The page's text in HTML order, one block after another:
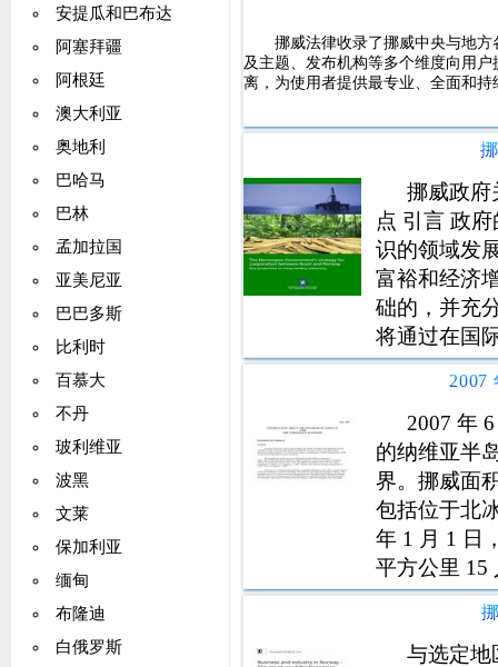
安提瓜和巴布达
阿塞拜疆
阿根廷
澳大利亚
奥地利
巴哈马
巴林
孟加拉国
亚美尼亚
巴巴多斯
比利时
百慕大
不丹
玻利维亚
波黑
文莱
保加利亚
缅甸
布隆迪
白俄罗斯
挪威法律收录了挪威中央与地
及主题、发布机构等多个维度向用
离，为使用者提供最专业、全面和
挪威政府
点 引言 政
识的领域发
富裕和经济
础的，并充
将通过在国
献。巴西在
来经济增长
年内升至第
2007
2007 年
的纳维亚半
界。挪威面
包括位于北
年 1 月 1 日
平方公里 15
最大城市，
2007 年 1 月
与选定地